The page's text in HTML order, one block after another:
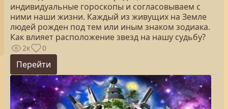
индивидуальные гороскопы и согласовываем с
ними наши жизни. Каждый из живущих на Земле
людей рожден под тем или иным знаком зодиака.
Как влияет расположение звезд на нашу судьбу?
2к 0
Перейти